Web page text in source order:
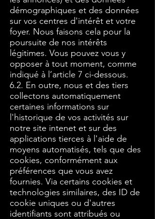
démographiques et des données
sur vos centres d'intérêt et votre
foyer. Nous faisons cela pour la
poursuite de nos intérêts
légitimes. Vous pouvez vous y
opposer à tout moment, comme
indiqué à l’article 7 ci-dessous.
6.2. En outre, nous et des tiers
collectons automatiquement
certaines informations sur
l'historique de vos activités sur
notre site intenet et sur des
applications tierces à l'aide de
moyens automatisés, tels que des
cookies, conformément aux
préférences que vous avez
fournies. Via certains cookies et
technologies similaires, des ID de
cookie uniques ou d'autres
identifiants sont attribués ou